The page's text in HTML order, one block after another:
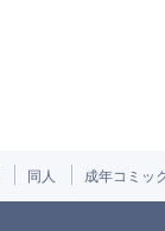
同人 成年コミッ